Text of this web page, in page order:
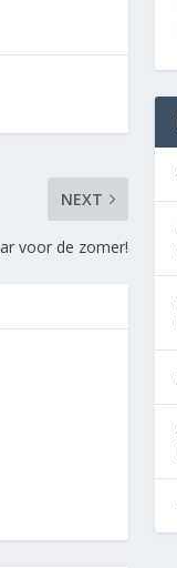
NEXT
voor de zomer!